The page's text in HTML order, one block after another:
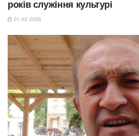
років служіння культурі
01.02.2026